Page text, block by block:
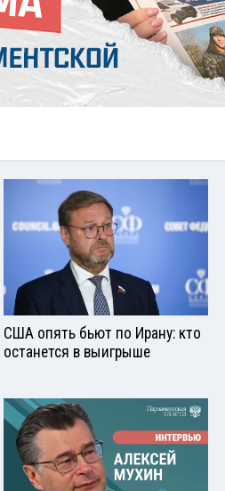
США опять бьют по Ирану: кто
останется в выигрыше